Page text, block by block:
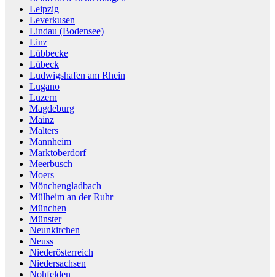
Leipzig
Leverkusen
Lindau (Bodensee)
Linz
Lübbecke
Lübeck
Ludwigshafen am Rhein
Lugano
Luzern
Magdeburg
Mainz
Malters
Mannheim
Marktoberdorf
Meerbusch
Moers
Mönchengladbach
Mülheim an der Ruhr
München
Münster
Neunkirchen
Neuss
Niederösterreich
Niedersachsen
Nohfelden